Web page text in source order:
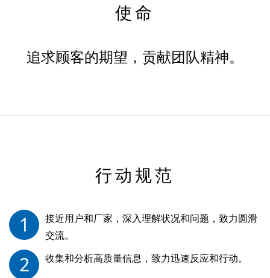
使命
追求顾客的期望，贡献团队精神。
行动规范
1
接近用户和厂家，深入理解状况和问题，致力圆滑
交流。
2 收集和分析高质量信息，致力迅速反应和行动。